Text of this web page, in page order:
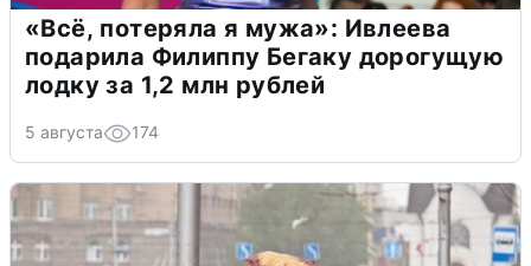
«Всё, потеряла я мужа»: Ивлеева
подарила Филиппу Бегаку дорогущую
лодку за 1,2 млн рублей
5 августа 174